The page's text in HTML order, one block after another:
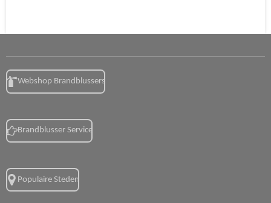
Webshop Brandblussers
Brandblusser Service
Populaire Steden